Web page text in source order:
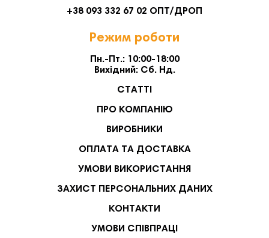
+38 093 332 67 02 ОПТ/ДРОП
Режим роботи
Пн.-Пт.: 10:00-18:00
Вихідний: Сб. Нд.
СТАТТІ
ПРО КОМПАНІЮ
ВИРОБНИКИ
ОПЛАТА ТА ДОСТАВКА
УМОВИ ВИКОРИСТАННЯ
ЗАХИСТ ПЕРСОНАЛЬНИХ ДАНИХ
КОНТАКТИ
УМОВИ СПІВПРАЦІ